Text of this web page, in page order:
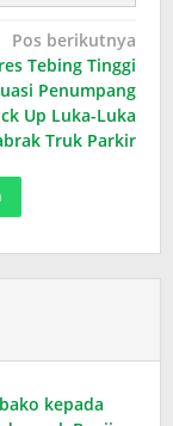
Pos berikutnya
Tebing Tinggi
Penumpang
Up Luka-Luka
Truk Parkir
kepada